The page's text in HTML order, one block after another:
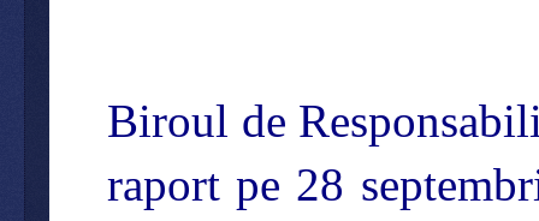
Biroul de
raport pe 28